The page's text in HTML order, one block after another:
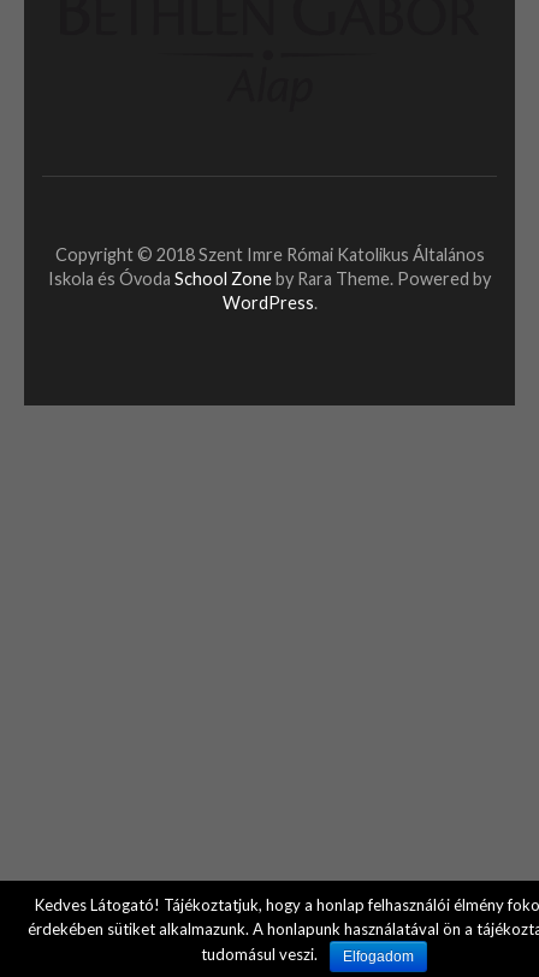
Copyright © 2018 Szent Imre Római Katolikus Általános
Iskola és Óvoda School Zoneby Rara Theme. Powered by
WordPress.
Kedves Látogató! Tájékoztatjuk, hogy a honlap felhasználói élmény
érdekében sütiket alkalmazunk. A honlapunk használatával ön a
tudomásul veszi.
Elfogadom